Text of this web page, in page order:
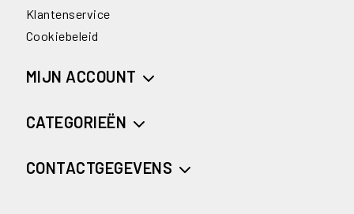
Klantenservice
Cookiebeleid
MIJN ACCOUNT
CATEGORIEËN
CONTACTGEGEVENS